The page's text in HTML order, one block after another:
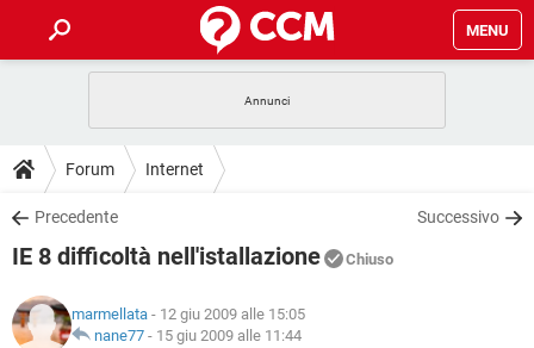
MENU
INTRATTENIMENTO
iOS
INSTAGRAM WHATSAPP
TIKTOK
HARDWARE
GUIDE
COVID-19
INSTAGRAM WHATSAPP
DOWNLOAD
COVID-19 GAMING
INTRATTENIMENTO
iOS WINDOWS 10
COVID-19 GAMING
GLOSSARIO
Forum Internet
Precedente Successivo
IE 8 difficoltà nell'istallazione Chiuso
marmellata - 12 giu 2009 alle 15:05
nane77 - 15 giu 2009 alle 11:44